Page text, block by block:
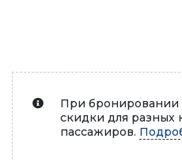
При бронировании
скидки для разных
пассажиров.